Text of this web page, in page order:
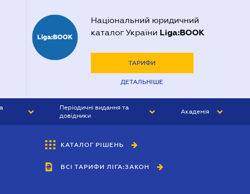
Національний юридичний
каталог України Liga:BOOK
ТАРИФИ
ДЕТАЛЬНІШЕ
Періодичні видання та
довідники
БУХГАЛТЕР&ЗАКОН
ВІСНИК МСФЗ
Академія
КАТАЛОГ РІШЕНЬ
ВСІ ТАРИФИ ЛІГА:ЗАКОН